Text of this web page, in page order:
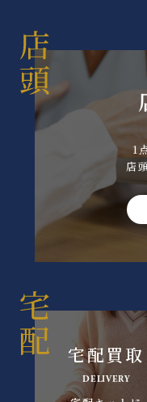
1
店
宅配買取
DELIVERY